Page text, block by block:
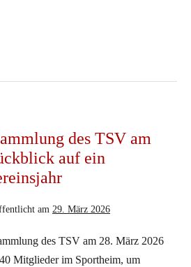
des TSV am
auf ein
am 29. März 2026
des TSV am 28. März 2026
Mitglieder im Sportheim, um